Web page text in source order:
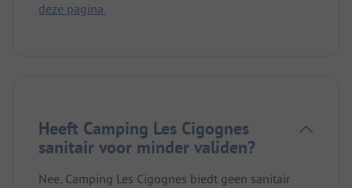
deze pagina.
Heeft Camping Les Cigognes
sanitair voor minder validen?
Nee, Camping Les Cigognes biedt geen sanitair